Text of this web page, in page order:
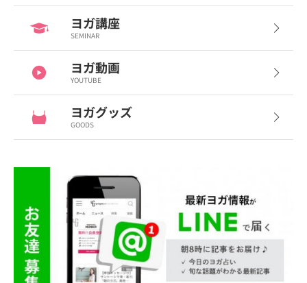
ヨガ講座
SEMINAR
ヨガ動画
YOUTUBE
ヨガグッズ
GOODS